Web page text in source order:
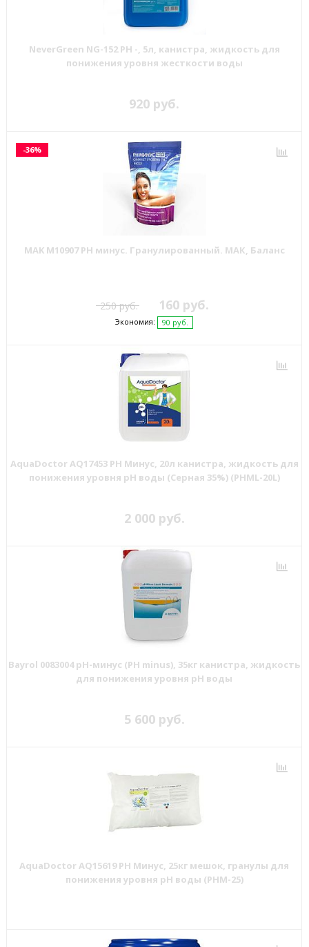
NeverGreen NG-152 PH -, 5л, канистра, жидкость для
понижения уровня жесткости воды
920 руб.
-36%
MAK М10907 РН минус. Гранулированный. МАК, Баланс
250 руб. 160 руб.
Экономия: 90 руб.
AquaDoctor AQ17453 PH Минус, 20л канистра, жидкость для
понижения уровня рН воды (Серная 35%) (PHML-20L)
2 000 руб.
Bayrol 0083004 pH-минус (PH minus), 35кг канистра, жидкость
для понижения уровня рН воды
5 600 руб.
AquaDoctor AQ15619 PH Минус, 25кг мешок, гранулы для
понижения уровня pH воды (PHM-25)